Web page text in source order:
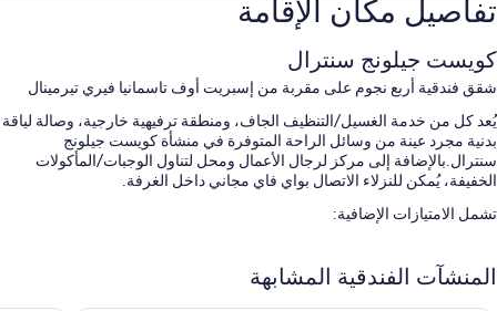
تفاصيل مكان الإقامة
كويست جيلونج سنترال
شقق فندقية أربع نجوم على مقربة من إسبريت أوف تاسمانيا فيري تيرمينال
يُعد كل من خدمة الغسيل/التنظيف الجاف، ومنطقة ترفيهية خارجية، وصالة لياقة
بدنية مجرد عينة من وسائل الراحة المتوفرة في منشأة كويست جيلونج
سنترال.بالإضافة إلى مركز لرجال الأعمال ومحل لتناول الوجبات/المأكولات
الخفيفة، يُمكن للنزلاء الاتصال بواي فاي مجاني داخل الغرفة.
تشمل الامتيازات الإضافية:
وشوايات تعمل بالغاز
المنشآت الفندقية المشابهة